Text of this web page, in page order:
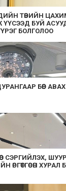
ТӨВИЙН
БУЙ
БОЛГОЛОО
БӨӨР
СЭРГИЙЛЭХ,
ХУРАЛ